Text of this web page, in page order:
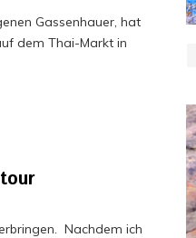
Gassenhauer, hat
dem Thai-Markt in
Nachdem ich